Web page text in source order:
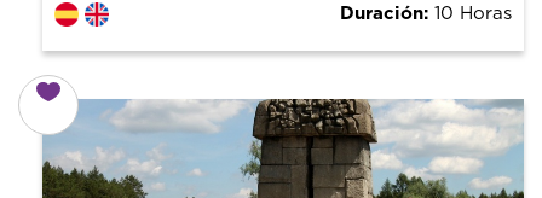
Duración: 10 Horas